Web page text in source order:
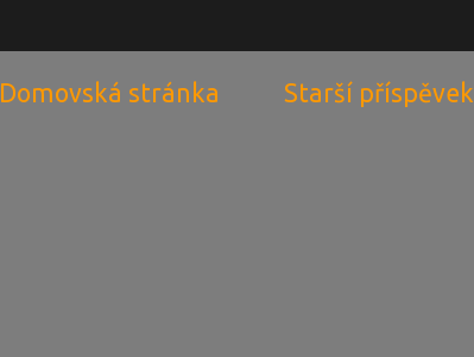
Starší příspěvek
Domovská stránka